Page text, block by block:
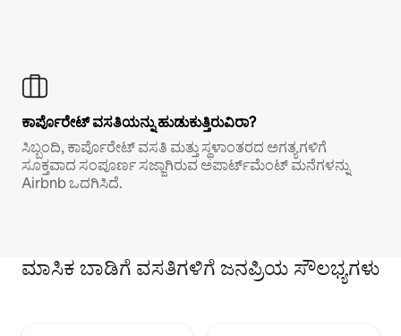
ಕಾರ್ಪೊರೇಟ್ ವಸತಿಯನ್ನು ಹುಡುಕುತ್ತಿರುವಿರಾ?
ಸಿಬ್ಬಂದಿ, ಕಾರ್ಪೊರೇಟ್ ವಸತಿ ಮತ್ತು ಸ್ಥಳಾಂತರದ ಅಗತ್ಯಗಳಿಗೆ
ಸೂಕ್ತವಾದ ಸಂಪೂರ್ಣ ಸಜ್ಜಾಗಿರುವ ಅಪಾರ್ಟ್‌ಮೆಂಟ್ ಮನೆಗಳನ್ನು
Airbnb ಒದಗಿಸಿದೆ.
ಮಾಸಿಕ ಬಾಡಿಗೆ ವಸತಿಗಳಿಗೆ ಜನಪ್ರಿಯ ಸೌಲಭ್ಯಗಳು